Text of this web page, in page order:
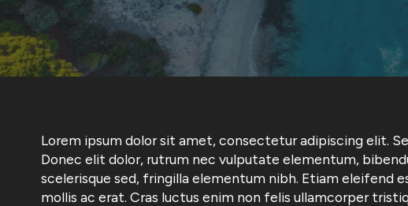
Lorem ipsum dolor sit amet, consectetur adipiscing elit.
Donec elit dolor, rutrum nec vulputate elementum,
scelerisque sed, fringilla elementum nibh. Etiam eleifend
mollis ac erat. Cras luctus enim non felis ullamcorper